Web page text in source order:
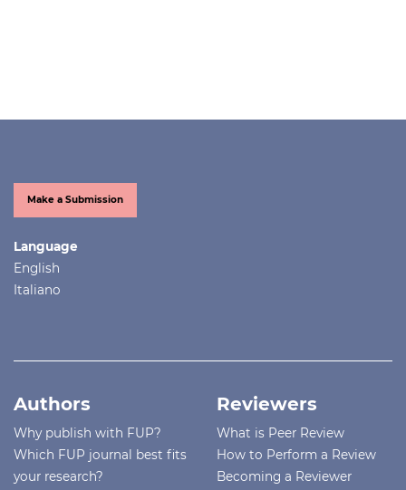
Make a Submission
Language
English
Italiano
Authors
Why publish with FUP?
Which FUP journal best fits
your research?
Reviewers
What is Peer Review
How to Perform a Review
Becoming a Reviewer